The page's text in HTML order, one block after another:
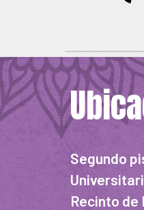
Segundo
Recinto de